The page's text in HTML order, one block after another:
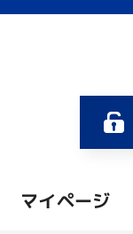
マイページ